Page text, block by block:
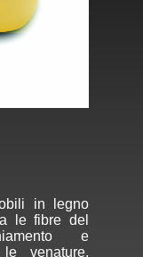
in legno
le fibre del
e
venature.